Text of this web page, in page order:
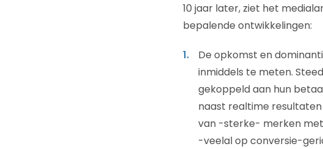
10 jaar later, ziet het
bepalende ontwikkelingen:
De opkomst en
inmiddels te meten.
gekoppeld aan hun
naast realtime
van -sterke- merken
-veelal op conversie-